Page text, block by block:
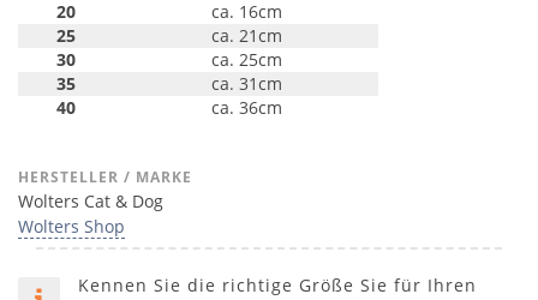
20
ca. 16cm
25
ca. 21cm
30
ca. 25cm
35
ca. 31cm
40
ca. 36cm
HERSTELLER / MARKE
Wolters Cat & Dog
Wolters Shop
Kennen Sie die richtige Größe Sie für Ihren